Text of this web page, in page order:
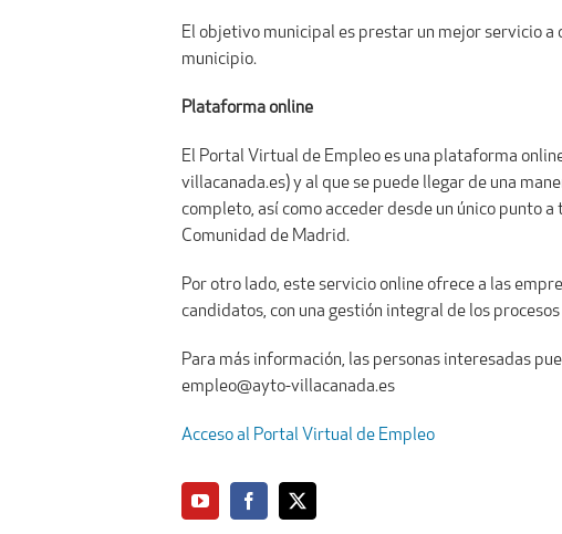
El objetivo municipal es prestar un mejor servicio a
municipio.
Plataforma online
El Portal Virtual de Empleo es una plataforma
villacanada.es) y al que se puede llegar de una
completo, así como acceder desde un único punto
Comunidad de Madrid.
Por otro lado, este servicio online ofrece a las
candidatos, con una gestión integral de los
Para más información, las personas interesadas
empleo@ayto-villacanada.es
Acceso al Portal Virtual de Empleo